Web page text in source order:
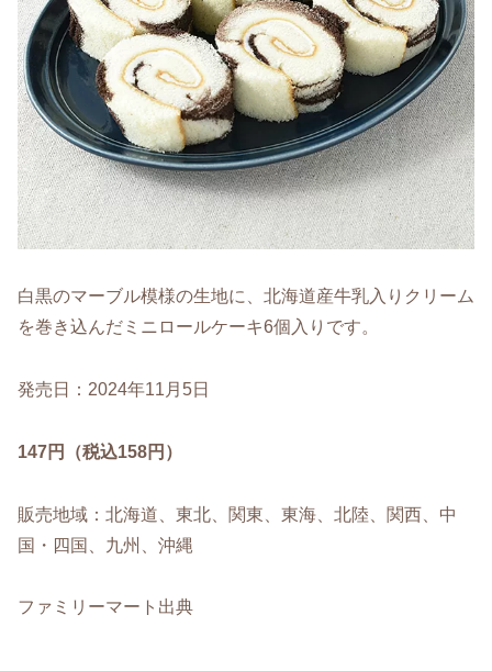
白黒のマーブル模様の生地に、北海道産牛乳入りクリーム
を巻き込んだミニロールケーキ6個入りです。
発売日：2024年11月5日
147円（税込158円）
販売地域：北海道、東北、関東、東海、北陸、関西、中
国・四国、九州、沖縄
ファミリーマート出典